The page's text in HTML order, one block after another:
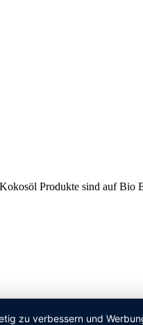
Produkte sind auf Bio
zu verbessern und